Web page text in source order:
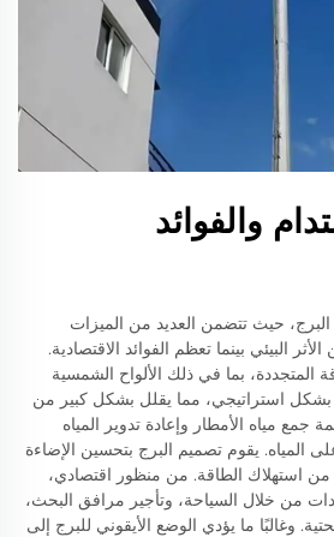
والفوائد
حيث تتضمن العديد من الميزات
البيئي بينما تعظم الفوائد الاقتصادية.
المتجددة، بما في ذلك الألواح الشمسية
بشكل استراتيجي، مما يقلل بشكل كبير من
جمع مياه الأمطار وإعادة تدوير المياه
المياه. يقوم تصميم البرج بتحسين الإضاءة
من استهلاك الطاقة. من منظور اقتصادي،
من خلال السياحة، وتأجير مرافق البحث،
وغالبًا ما يؤدي الوضع الأيقوني للبرج إلى